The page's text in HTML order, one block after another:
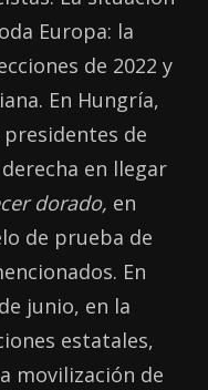
Europa: la
de 2022 y
En Hungría,
de
en llegar
dorado, en
de prueba de
En
junio, en la
estatales,
movilización de